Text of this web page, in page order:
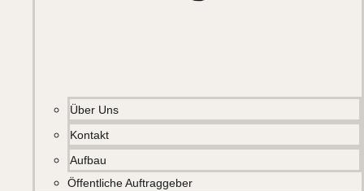
Über Uns
Kontakt
Aufbau
Öffentliche Auftraggeber